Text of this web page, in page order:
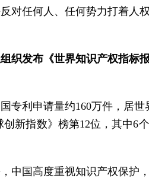
对任何人、任何势力打着人
织发布《世界知识产权指
专利申请量约160万件，居
新指数》榜第12位，其中
中国高度重视知识产权保护